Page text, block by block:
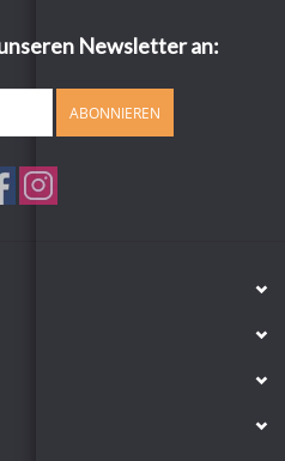
Newsletter an:
ABONNIEREN